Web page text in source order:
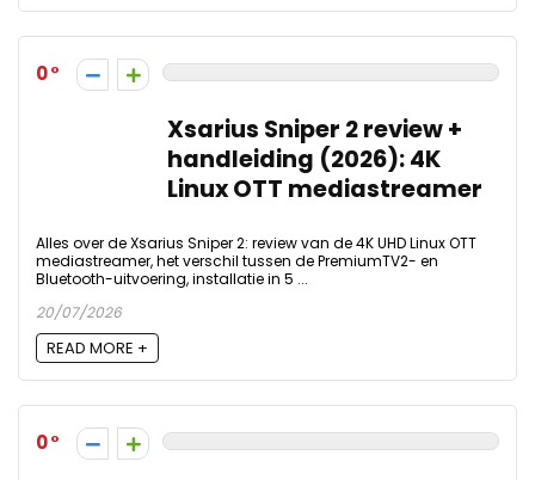
0
Xsarius Sniper 2 review +
handleiding (2026): 4K
Linux OTT mediastreamer
Alles over de Xsarius Sniper 2: review van de 4K UHD Linux OTT
mediastreamer, het verschil tussen de PremiumTV2- en
Bluetooth-uitvoering, installatie in 5 ...
20/07/2026
READ MORE +
0